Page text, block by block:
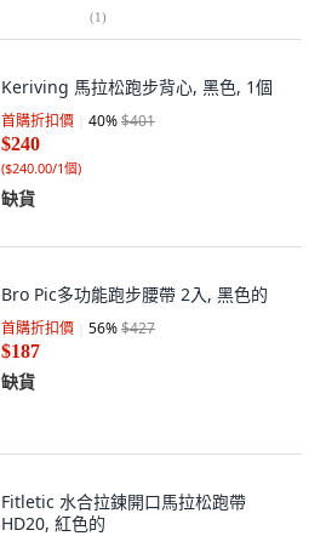
(1)
Keriving 馬拉松跑步背心, 黑色, 1個
首購折扣價 40%$401
$240
($240.00/1個)
缺貨
Bro Pic多功能跑步腰帶 2入, 黑色的
首購折扣價 56%$427
$187
缺貨
Fitletic 水合拉鍊開口馬拉松跑帶
HD20, 紅色的